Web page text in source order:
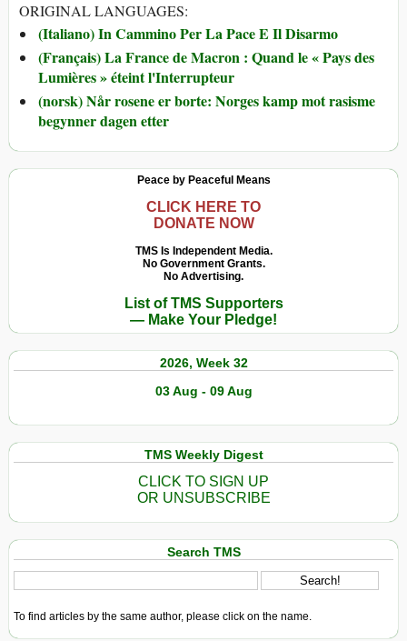
ORIGINAL LANGUAGES:
(Italiano) In Cammino Per La Pace E Il Disarmo
(Français) La France de Macron : Quand le « Pays des
Lumières » éteint l'Interrupteur
(norsk) Når rosene er borte: Norges kamp mot rasisme
begynner dagen etter
Peace by Peaceful Means
CLICK HERE TO
DONATE NOW
TMS Is Independent Media.
No Government Grants.
No Advertising.
List of TMS Supporters
— Make Your Pledge!
2026, Week 32
03 Aug - 09 Aug
TMS Weekly Digest
CLICK TO SIGN UP
OR UNSUBSCRIBE
Search TMS
To find articles by the same author, please click on the name.